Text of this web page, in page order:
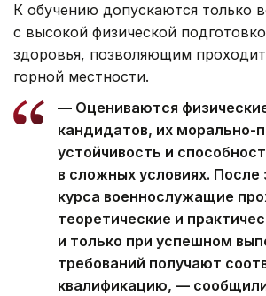
К обучению допускаются только
с высокой физической
здоровья, позволяющим
горной местности.
— Оцениваются
кандидатов, их морально-
устойчивость и
в сложных условиях. После
курса военнослужащие
теоретические и
и только при успешном
требований получают
квалификацию, —